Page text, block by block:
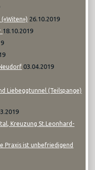
26.10.2019
18.10.2019
03.04.2019
Liebeggtunnel (Teilspange)
Kreuzung St.Leonhard-
Praxis ist unbefriedigend